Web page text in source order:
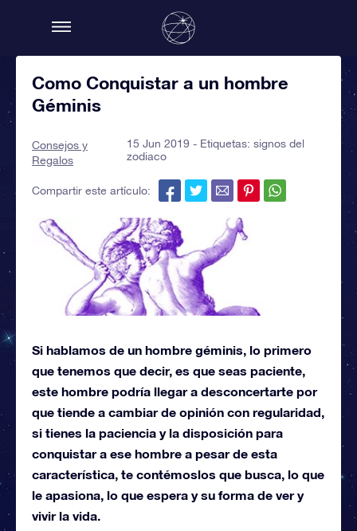
Como Conquistar a un hombre
Géminis
Consejos y
Regalos
15 Jun 2019 - Etiquetas: signos del
zodiaco
Compartir este artículo:
Si hablamos de un hombre géminis, lo primero
que tenemos que decir, es que seas paciente,
este hombre podría llegar a desconcertarte por
que tiende a cambiar de opinión con regularidad,
si tienes la paciencia y la disposición para
conquistar a ese hombre a pesar de esta
característica, te contémoslos que busca, lo que
le apasiona, lo que espera y su forma de ver y
vivir la vida.